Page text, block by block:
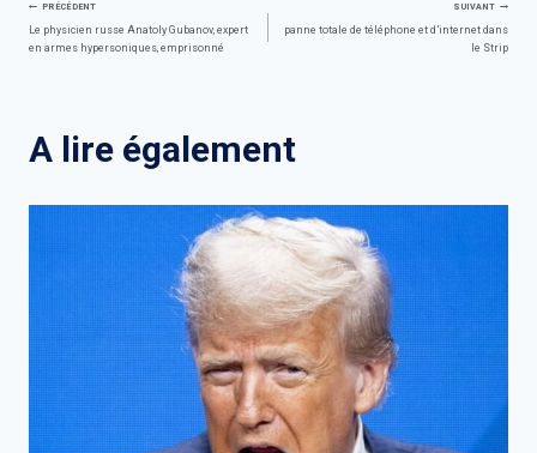
Navigation
PRÉCÉDENT
Le physicien russe Anatoly Gubanov, expert
en armes hypersoniques, emprisonné
SUIVANT
panne totale de téléphone et d’internet dans
le Strip
A lire également